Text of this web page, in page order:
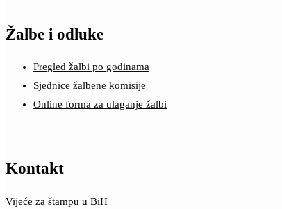
Žalbe i odluke
Pregled žalbi po godinama
Sjednice žalbene komisije
Online forma za ulaganje žalbi
Kontakt
Vijeće za štampu u BiH